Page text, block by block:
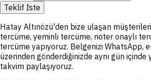
Teklif İste
Hatay Altınözü'den bize ulaşan
tercüme, yeminli tercüme, noter onaylı
tercüme yapıyoruz. Belgenizi WhatsApp,
üzerinden gönderdiğinizde aynı gün içinde
takvim paylaşıyoruz.